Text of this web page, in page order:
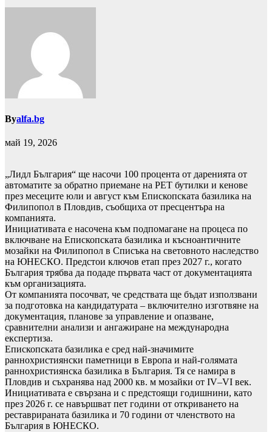
Byalfa.bg
май 19, 2026
„Лидл България“ ще насочи 100 процента от даренията от
автоматите за обратно приемане на PET бутилки и кенове
през месеците юли и август към Епископската базилика на
Филипопол в Пловдив, съобщиха от пресцентъра на
компанията.
Инициативата е насочена към подпомагане на процеса по
включване на Епископската базилика и късноантичните
мозайки на Филипопол в Списъка на световното наследство
на ЮНЕСКО. Предстои ключов етап през 2027 г., когато
България трябва да подаде първата част от документацията
към организацията.
От компанията посочват, че средствата ще бъдат използвани
за подготовка на кандидатурата – включително изготвяне на
документация, планове за управление и опазване,
сравнителни анализи и ангажиране на международна
експертиза.
Епископската базилика е сред най-значимите
раннохристиянски паметници в Европа и най-голямата
раннохристиянска базилика в България. Тя се намира в
Пловдив и съхранява над 2000 кв. м мозайки от IV–VI век.
Инициативата е свързана и с предстоящи годишнини, като
през 2026 г. се навършват пет години от откриването на
реставрираната базилика и 70 години от членството на
България в ЮНЕСКО.